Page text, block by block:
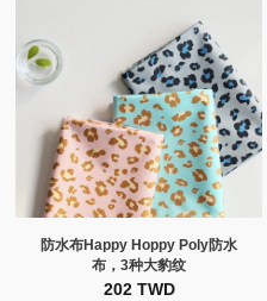
防水布Happy Hoppy Poly防水
布，3种大豹纹
202 TWD